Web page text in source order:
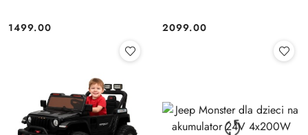
Cena:
1499.00 Cena:
2099.00